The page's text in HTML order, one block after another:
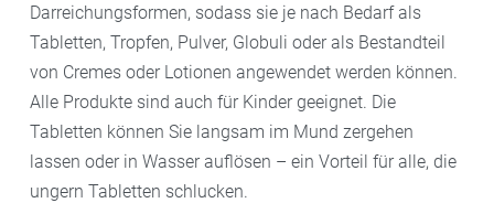
Darreichungsformen, sodass sie je nach Bedarf als
Tabletten, Tropfen, Pulver, Globuli oder als Bestandteil
von Cremes oder Lotionen angewendet werden können.
Alle Produkte sind auch für Kinder geeignet. Die
Tabletten können Sie langsam im Mund zergehen
lassen oder in Wasser auflösen – ein Vorteil für alle, die
ungern Tabletten schlucken.